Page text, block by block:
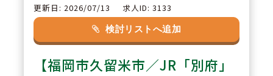
更新日: 2026/07/13 求人ID: 3133
検討リストへ追加
【福岡市久留米市／JR「別府」